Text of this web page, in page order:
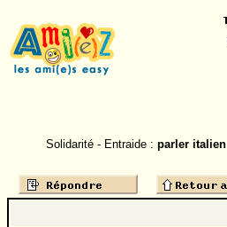
Solidarité - Entraide : parler italien